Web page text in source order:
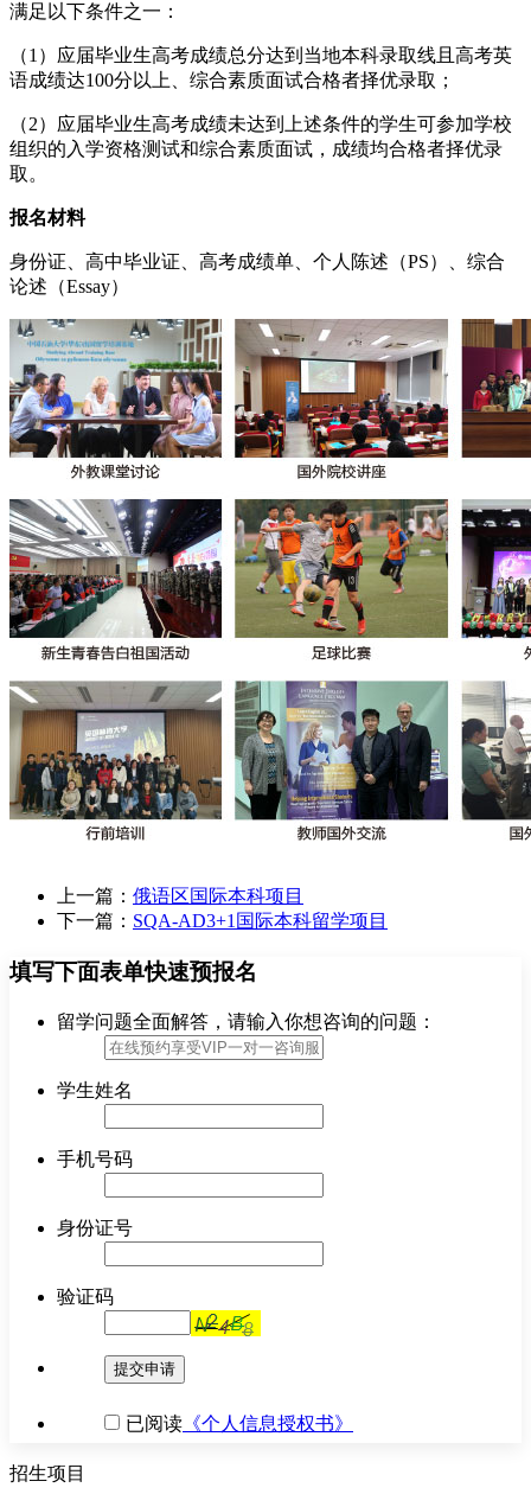
满足以下条件之一：
（1）应届毕业生高考成绩总分达到当地本科录取线且高考英
语成绩达100分以上、综合素质面试合格者择优录取；
（2）应届毕业生高考成绩未达到上述条件的学生可参加学校
组织的入学资格测试和综合素质面试，成绩均合格者择优录
取。
报名材料
身份证、高中毕业证、高考成绩单、个人陈述（PS）、综合
论述（Essay）
上一篇： 俄语区国际本科项目
下一篇： SQA-AD3+1国际本科留学项目
填写下面表单快速预报名
留学问题全面解答，请输入你想咨询的问题：
学生姓名
手机号码
身份证号
验证码
提交申请
已阅读 《个人信息授权书》
招生项目